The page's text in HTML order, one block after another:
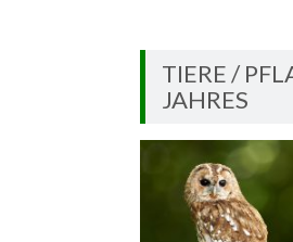
TIERE /
JAHRES